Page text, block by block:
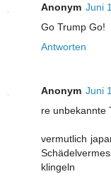
Anonym Juni
Go Trump Go!
Antworten
Anonym Juni
re unbekannte
vermutlich
klingeln